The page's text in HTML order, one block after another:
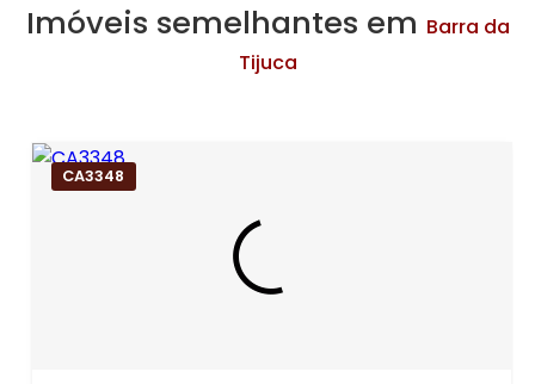
Imóveis semelhantes em Barra da
Tijuca
CA3348